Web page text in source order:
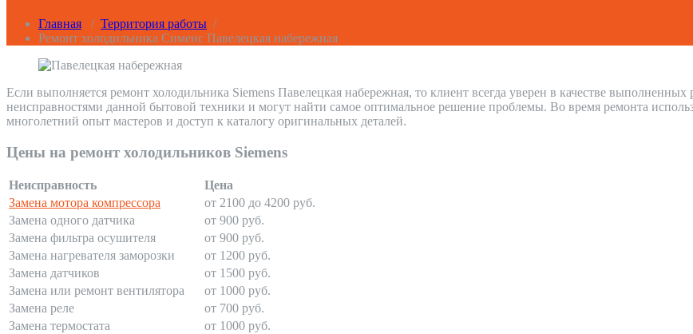
Главная / Территория работы /
Ремонт холодильника Сименс Павелецкая набережная
Если выполняется ремонт холодильника Siemens Павелецкая набережная, то клиент всегда уверен в качестве
неисправностями данной бытовой техники и могут найти самое оптимальное решение проблемы. Во время ремонта
многолетний опыт мастеров и доступ к каталогу оригинальных деталей.
Цены на ремонт холодильников Siemens
Неисправность
Цена
Замена мотора компрессора
от 2100 до 4200 руб.
Замена одного датчика
от 900 руб.
Замена фильтра осушителя
от 900 руб.
Замена нагревателя заморозки
от 1200 руб.
Замена датчиков
от 1500 руб.
Замена или ремонт вентилятора
от 1000 руб.
Замена реле
от 700 руб.
Замена термостата
от 1000 руб.